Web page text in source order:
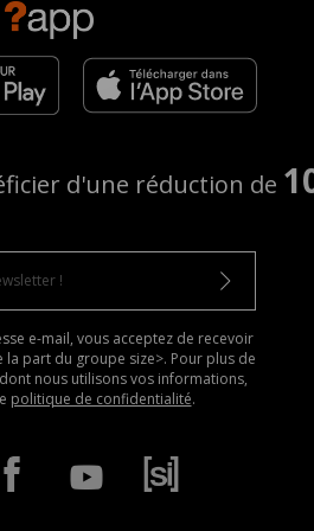
d'une réduction de
e-mail, vous acceptez de recevoir
part du groupe size>. Pour plus de
nous utilisons vos informations,
politique de confidentialité.